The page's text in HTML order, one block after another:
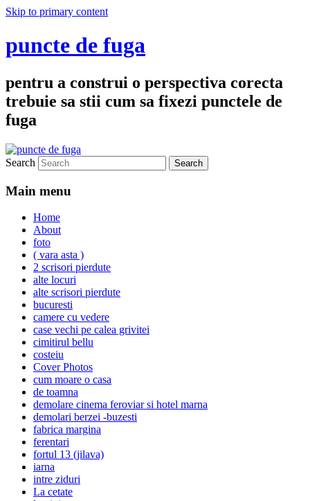
Skip to primary content
puncte de fuga
pentru a construi o perspectiva corecta
trebuie sa stii cum sa fixezi punctele de
fuga
Search
Main menu
Home
About
foto
( vara asta )
2 scrisori pierdute
alte locuri
alte scrisori pierdute
bucuresti
camere cu vedere
case vechi pe calea grivitei
cimitirul bellu
costeiu
Cover Photos
cum moare o casa
de toamna
demolare cinema feroviar si hotel marna
demolari berzei -buzesti
fabrica margina
ferentari
fortul 13 (jilava)
iarna
intre ziduri
La cetate